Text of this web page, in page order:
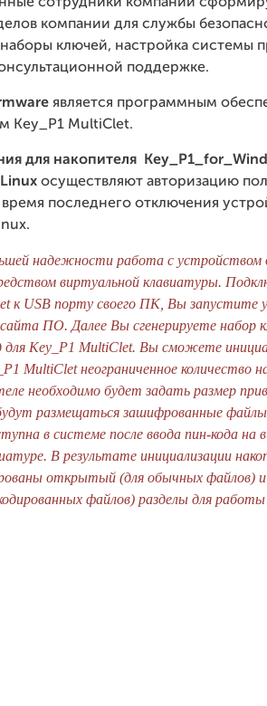
компании для службы
ключей, настройка системы
поддержке.
является программным
Key_P1 MultiClet.
для накопителя
осуществляют авторизацию
последнего отключения
надежности работа с устройством
виртуальной клавиатуры.
к USB порту своего ПК, Вы запустите
ПО. Далее Вы сгенерируете набор
для Key_P1 MultiClet. Вы сможете
MultiClet неограниченное количество
необходимо будет задать размер
размещаться зашифрованные
в системе после ввода пин-кода на
В результате инициализации
открытый (для обычных файлов)
файлов) разделы для